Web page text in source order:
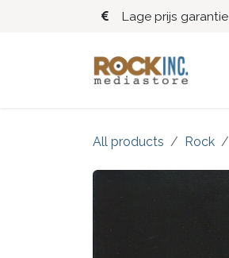
Overslaan naar inhoud
Lage prijs garantie
All products Rock